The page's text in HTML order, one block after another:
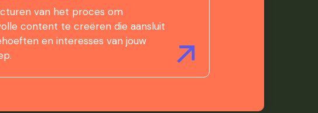
van het proces om
content te creëren die aansluit
en interesses van jouw